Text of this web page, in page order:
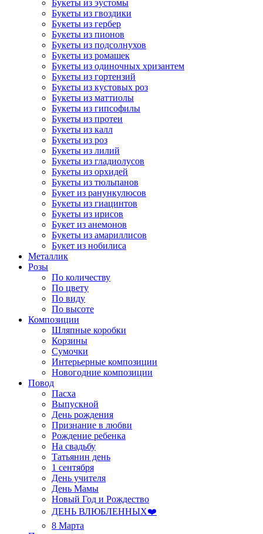
Букеты из эустомы
Букеты из гвоздики
Букеты из гербер
Букеты из пионов
Букеты из подсолнухов
Букеты из ромашек
Букеты из одиночных хризантем
Букеты из гортензий
Букеты из кустовых роз
Букеты из маттиолы
Букеты из гипсофилы
Букеты из протеи
Букеты из калл
Букеты из роз
Букеты из лилий
Букеты из гладиолусов
Букеты из орхидей
Букеты из тюльпанов
Букет из ранункулюсов
Букеты из гиацинтов
Букеты из ирисов
Букет из анемонов
Букеты из амариллисов
Букет из нобилиса
Металлик
Розы
По количеству
По цвету
По виду
По высоте
Композиции
Шляпные коробки
Корзины
Сумочки
Интерьерные композиции
Новогодние композиции
Повод
Пасха
Выпускной
День рождения
Признание в любви
Рождение ребенка
На свадьбу
Татьянин день
1 сентября
День учителя
День Мамы
Новый Год и Рождество
ДЕНЬ ВЛЮБЛЕННЫХ❤️
8 Марта